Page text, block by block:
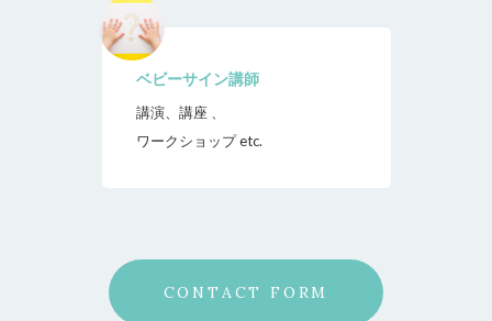
ベビーサイン講師
講演、講座 、
ワークショップ etc.
CONTACT FORM